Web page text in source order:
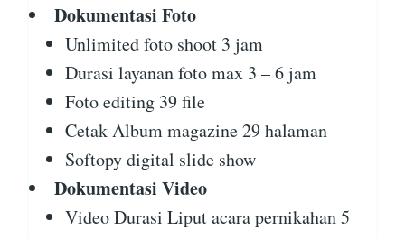
Dokumentasi Foto
Unlimited foto shoot 3 jam
Durasi layanan foto max 3 – 6 jam
Foto editing 39 file
Cetak Album magazine 29 halaman
Softopy digital slide show
Dokumentasi Video
Video Durasi Liput acara pernikahan 5